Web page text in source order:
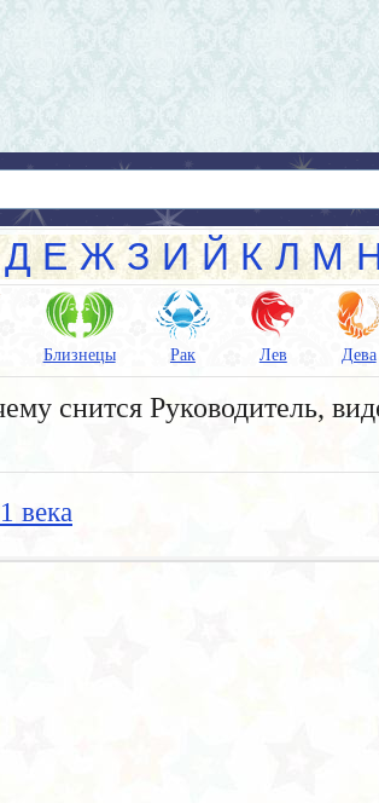
Д Е Ж З И Й К Л М
Близнецы Рак Лев Дева
снится Руководитель,
века